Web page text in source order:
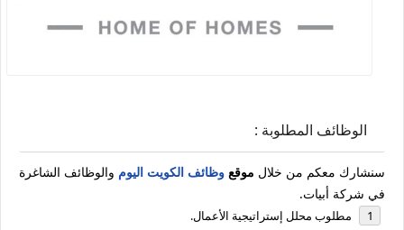
الوظائف المطلوبة :
سنشارك معكم من خلال موقع وظائف الكويت اليوم والوظائف الشاغرة
في شركة أبيات.
مطلوب محلل إستراتيجية الأعمال.